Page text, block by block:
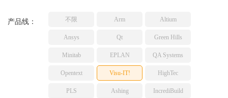
TESSY
网络研讨会
产品线： 不限 Arm Altium
Ansys Qt Green Hills
Minitab EPLAN QA Systems
Opentext Visu-IT! HighTec
PLS Ashing IncrediBuild